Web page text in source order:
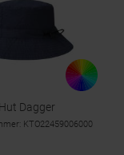
Hut Dagger
KTO22459006000